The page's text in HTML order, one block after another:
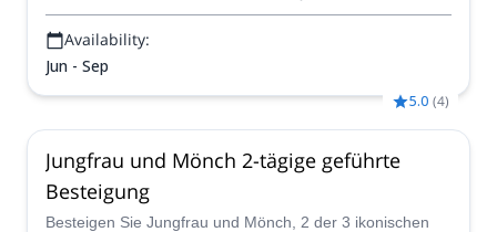
Availability:
Jun - Sep
5.0 (4)
Jungfrau und Mönch 2-tägige geführte
Besteigung
Besteigen Sie Jungfrau und Mönch, 2 der 3 ikonischen